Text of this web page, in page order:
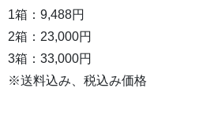
1箱：9,488円
2箱：23,000円
3箱：33,000円
※送料込み、税込み価格